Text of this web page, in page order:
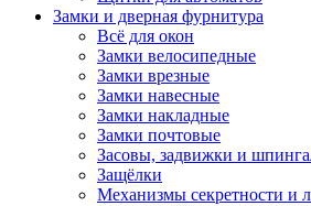
Замки и дверная фурнитура
Всё для окон
Замки велосипедные
Замки врезные
Замки навесные
Замки накладные
Замки почтовые
Засовы, задвижки и
Защёлки
Механизмы секретности и